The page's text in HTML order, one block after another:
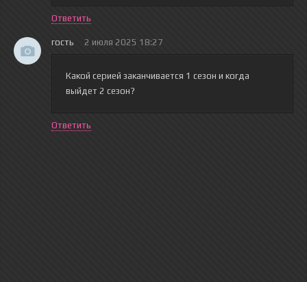
Ответить
гость 2 июля 2025 18:27
Какой серией заканчивается 1 сезон и когда
выйдет 2 сезон?
Ответить